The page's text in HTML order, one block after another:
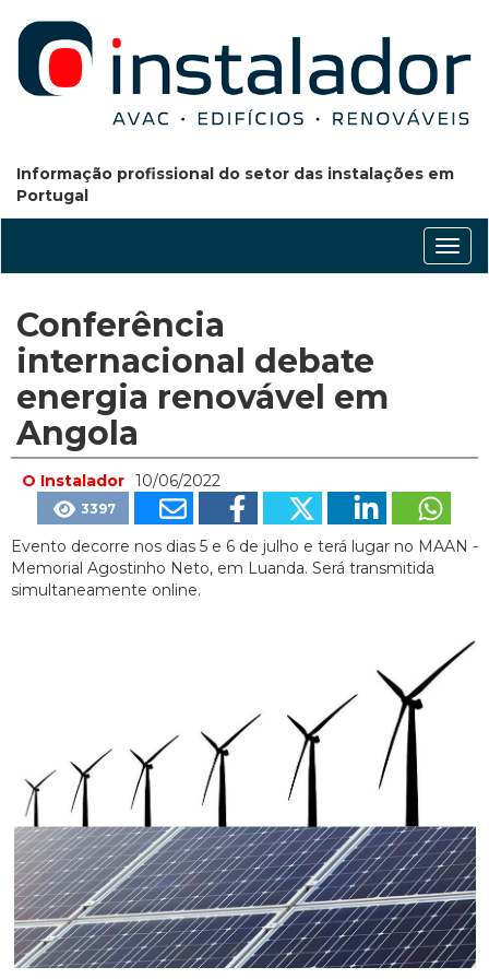
Informação profissional do setor das instalações em
Portugal
Conferência
internacional debate
energia renovável em
Angola
O Instalador 10/06/2022
3397
Evento decorre nos dias 5 e 6 de julho e terá lugar no MAAN -
Memorial Agostinho Neto, em Luanda. Será transmitida
simultaneamente online.